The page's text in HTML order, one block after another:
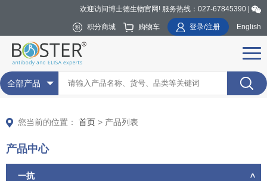
欢迎访问博士德生物官网! 服务热线：027-67845390 |
积分商城 购物车 登录/注册 English
全部产品
您当前的位置： 首页 > 产品列表
产品中心
一抗